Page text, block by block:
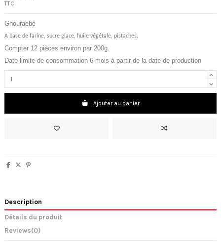
TTC
Ghouraebé
A base de farine, sucre glace, huile végétale, pistaches.
Compter 12 pièces environ par 200g.
Date limite de consommation 6 mois à partir de la date de production
Ajouter au panier
Description
Détails du produit
Reviews(0)